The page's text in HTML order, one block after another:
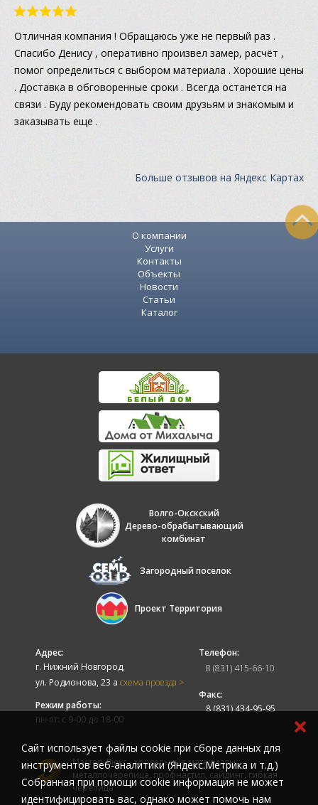
Отличная компания ! Обращаюсь уже не первый раз .
Спасибо Денису , оперативно произвел замер, расчёт ,
помог определиться с выбором материала . Хорошие цены
. Доставка в обговоренные сроки . Всегда останется на
связи . Буду рекомендовать своим друзьям и знакомым и
заказывать еще .
Больше отзывов на Яндекс Картах
О компании
Услуги
Контакты
Объекты
Новости
Статьи
Каталог
Волго-Окскский
Дерево-обрабытывающий
комбинат
Загородный поселок
Проект Территория
Адрес:
г. Нижний Новгород,
ул. Родионова, 23 а схема проезда >
Режим работы:
пн-пт: с 9-00 до 18-00
Телефон:
8 (831) 415-66-10
Факс:
8 (831) 434-95-95
Мастер-Люкс - кровельные материалы:
металлочерепица, профнастил, сайдинг, гибкая
черепица
Cайт использует файлы cookie при сборе данных для
инструментов веб-аналитики (Яндекс.Метрика и т.д.)
Собранная при помощи cookie информация не может
идентифицировать вас, однако может помочь нам